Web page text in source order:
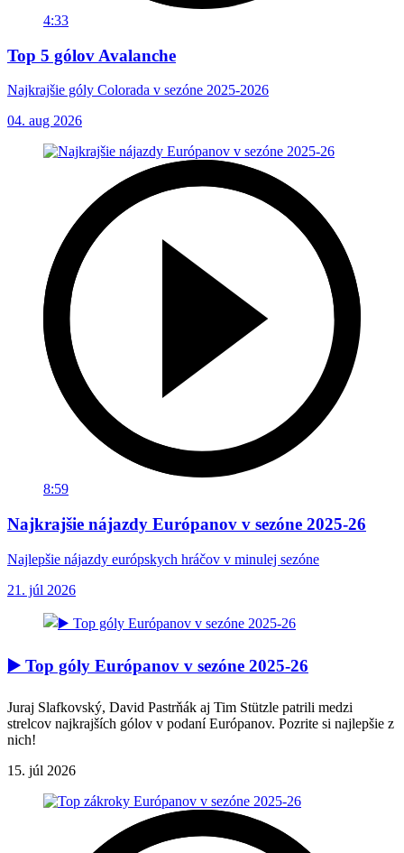
4:33
Top 5 gólov Avalanche
Najkrajšie góly Colorada v sezóne 2025-2026
04. aug 2026
8:59
Najkrajšie nájazdy Európanov v sezóne 2025-26
Najlepšie nájazdy európskych hráčov v minulej sezóne
21. júl 2026
▶️ Top góly Európanov v sezóne 2025-26
Juraj Slafkovský, David Pastrňák aj Tim Stützle patrili medzi
strelcov najkrajších gólov v podaní Európanov. Pozrite si najlepšie z
nich!
15. júl 2026